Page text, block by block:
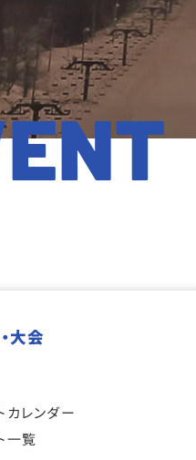
大会
カレンダー
一覧